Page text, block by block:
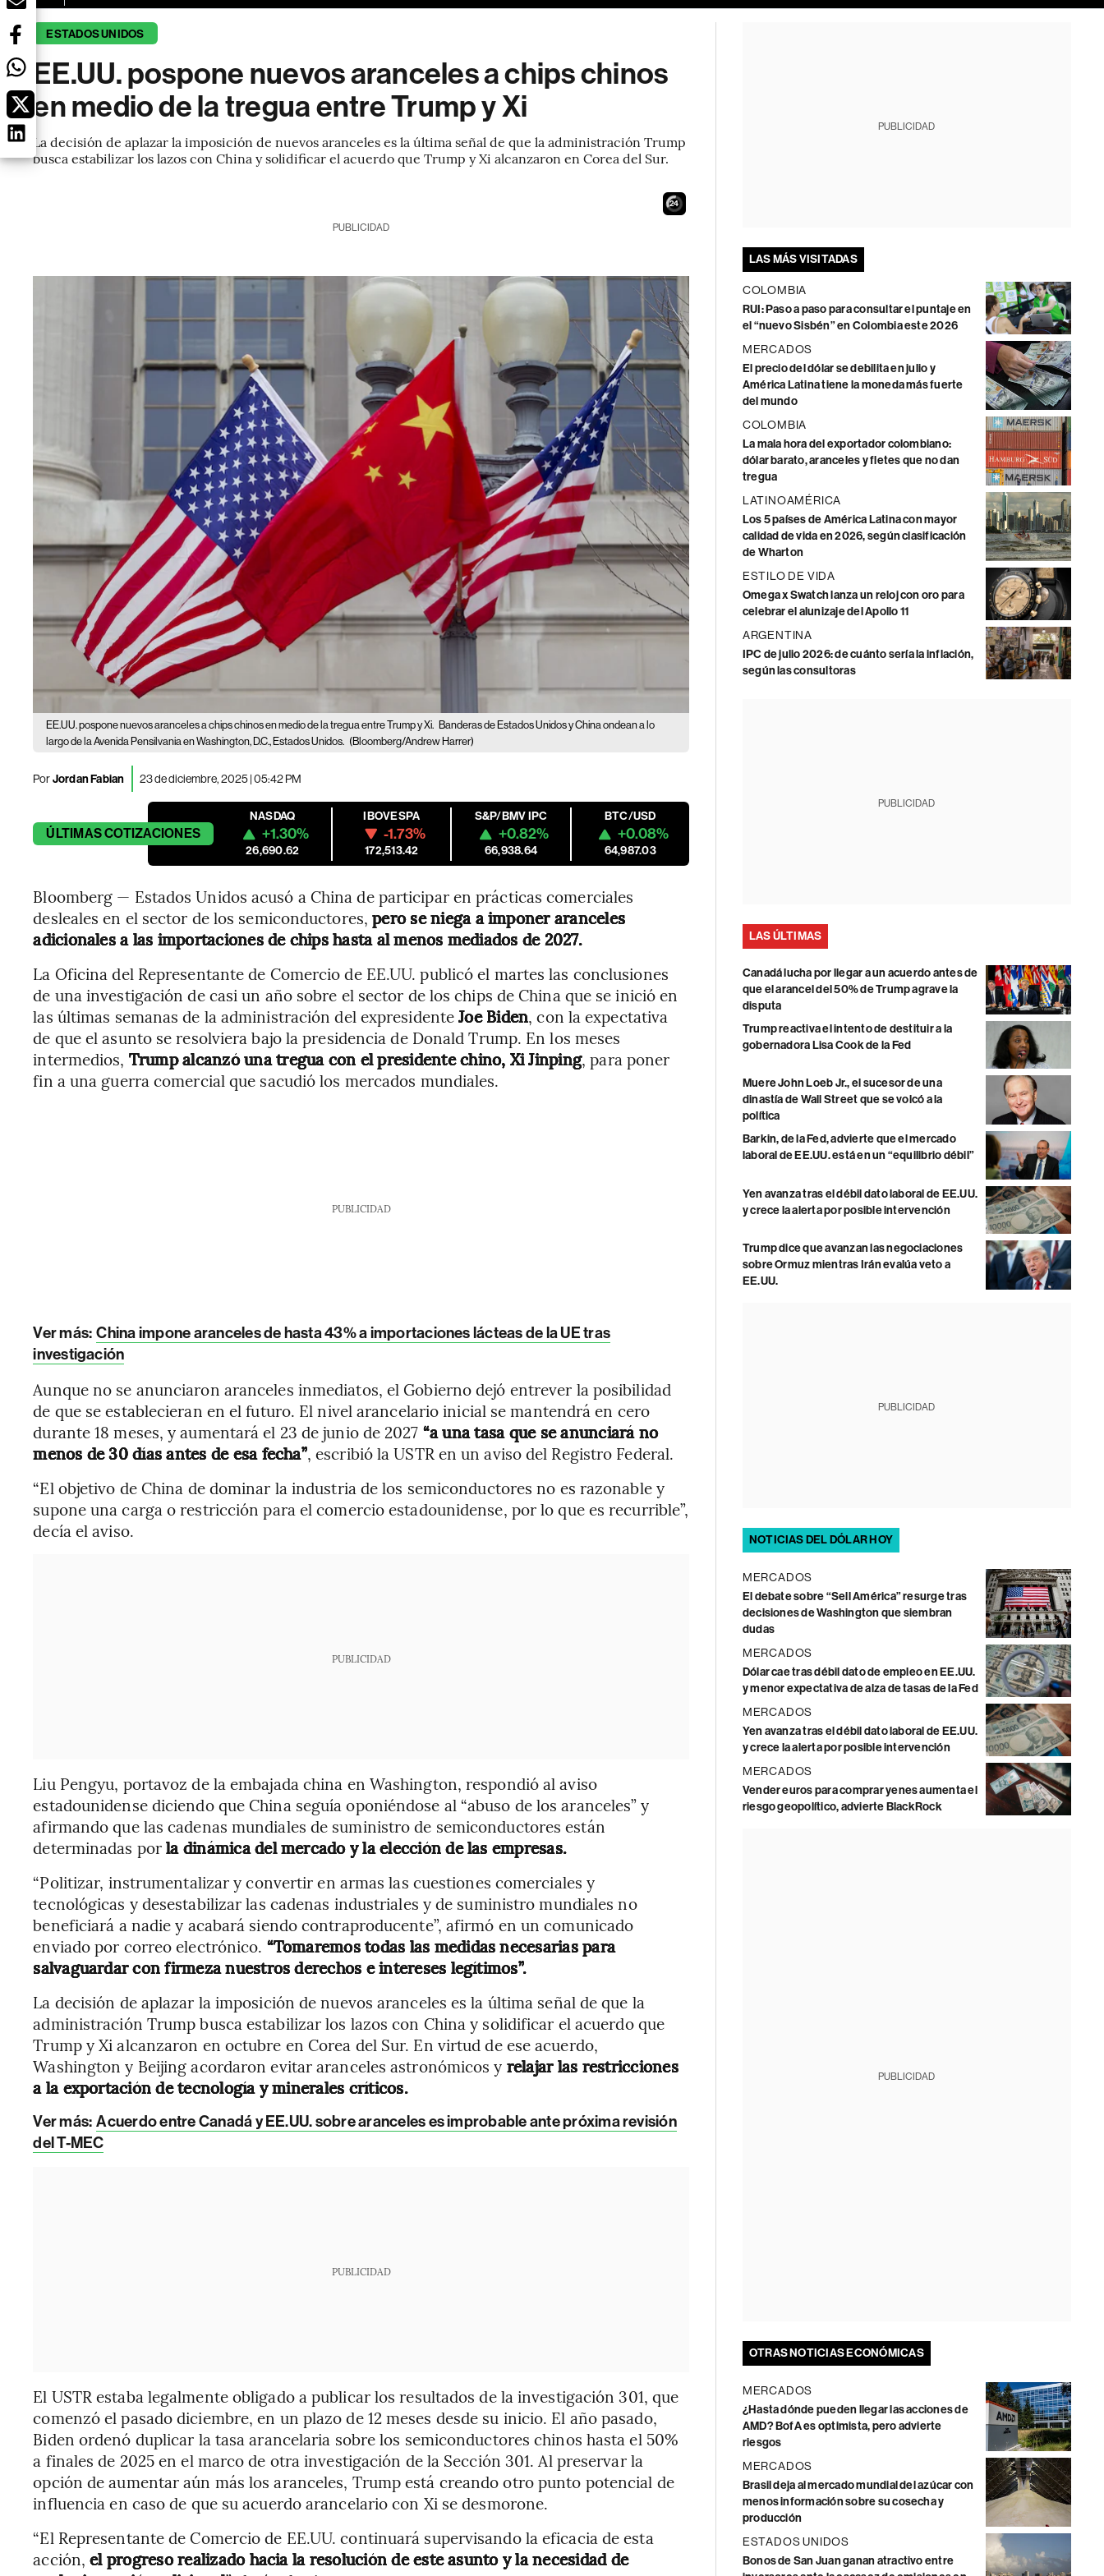
ESTADOS UNIDOS
EE.UU. pospone nuevos aranceles a chips chinos
en medio de la tregua entre Trump y Xi
La decisión de aplazar la imposición de nuevos aranceles es la última señal de que la administración Trump
busca estabilizar los lazos con China y solidificar el acuerdo que Trump y Xi alcanzaron en Corea del Sur.
23
PUBLICIDAD
EE.UU. pospone nuevos aranceles a chips chinos en medio de la tregua entre Trump y Xi. Banderas de Estados Unidos y China ondean a lo
largo de la Avenida Pensilvania en Washington, D.C., Estados Unidos. (Bloomberg/Andrew Harrer)
PorJordan Fabian 23 de diciembre, 2025 | 05:42 PM
ÚLTIMASCOTIZACIONES
NASDAQ
+1.30%
26,690.62
IBOVESPA
-1.73%
172,513.42
S&P/BMV IPC
+0.82%
66,938.64
BTC/USD
+0.08%
64,987.03
Bloomberg — Estados Unidos acusó a China de participar en prácticas comerciales
desleales en el sector de los semiconductores, pero se niega a imponer aranceles
adicionales a las importaciones de chips hasta al menos mediados de 2027.
La Oficina del Representante de Comercio de EE.UU. publicó el martes las conclusiones
de una investigación de casi un año sobre el sector de los chips de China que se inició en
las últimas semanas de la administración del expresidenteJoe Biden, con la expectativa
de que el asunto se resolviera bajo la presidencia de Donald Trump. En los meses
intermedios, Trump alcanzó una tregua con el presidente chino, Xi Jinping, para poner
fin a una guerra comercial que sacudió los mercados mundiales.
PUBLICIDAD
Ver más: China impone aranceles de hasta 43% a importaciones lácteas de la UE tras
investigación
Aunque no se anunciaron aranceles inmediatos, el Gobierno dejó entrever la posibilidad
de que se establecieran en el futuro. El nivel arancelario inicial se mantendrá en cero
durante 18 meses, y aumentará el 23 de junio de 2027 “a una tasa que se anunciará no
menos de 30 días antes de esa fecha”, escribió la USTR en un aviso del Registro Federal.
“El objetivo de China de dominar la industria de los semiconductores no es razonable y
supone una carga o restricción para el comercio estadounidense, por lo que es recurrible”,
decía el aviso.
PUBLICIDAD
Liu Pengyu, portavoz de la embajada china en Washington, respondió al aviso
estadounidense diciendo que China seguía oponiéndose al “abuso de los aranceles” y
afirmando que las cadenas mundiales de suministro de semiconductores están
determinadas porla dinámica del mercado y la elección de las empresas.
“Politizar, instrumentalizar y convertir en armas las cuestiones comerciales y
tecnológicas y desestabilizar las cadenas industriales y de suministro mundiales no
beneficiará a nadie y acabará siendo contraproducente”, afirmó en un comunicado
enviado por correo electrónico. “Tomaremos todas las medidas necesarias para
salvaguardar con firmeza nuestros derechos e intereses legítimos”.
La decisión de aplazar la imposición de nuevos aranceles es la última señal de que la
administración Trump busca estabilizar los lazos con China y solidificar el acuerdo que
Trump y Xi alcanzaron en octubre en Corea del Sur. En virtud de ese acuerdo,
Washington y Beijing acordaron evitar aranceles astronómicos y relajar las restricciones
a la exportación de tecnología y minerales críticos.
Ver más: Acuerdo entre Canadá y EE.UU. sobre aranceles es improbable ante próxima revisión
del T-MEC
PUBLICIDAD
El USTR estaba legalmente obligado a publicar los resultados de la investigación 301, que
comenzó el pasado diciembre, en un plazo de 12 meses desde su inicio. El año pasado,
Biden ordenó duplicar la tasa arancelaria sobre los semiconductores chinos hasta el 50%
a finales de 2025 en el marco de otra investigación de la Sección 301. Al preservar la
opción de aumentar aún más los aranceles, Trump está creando otro punto potencial de
influencia en caso de que su acuerdo arancelario con Xi se desmorone.
“El Representante de Comercio de EE.UU. continuará supervisando la eficacia de esta
acción, el progreso realizado hacia la resolución de este asunto y la necesidad de
PUBLICIDAD
LAS MÁS VISITADAS
COLOMBIA
RUI: Paso a paso para consultar el puntaje en
el “nuevo Sisbén” en Colombia este 2026
MERCADOS
El precio del dólar se debilita en julio y
América Latina tiene la moneda más fuerte
del mundo
COLOMBIA
La mala hora del exportador colombiano:
dólar barato, aranceles y fletes que no dan
tregua
LATINOAMÉRICA
Los 5 países de América Latina con mayor
calidad de vida en 2026, según clasificación
de Wharton
ESTILO DE VIDA
Omega x Swatch lanza un reloj con oro para
celebrar el alunizaje del Apollo 11
ARGENTINA
IPC de julio 2026: de cuánto sería la inflación,
según las consultoras
PUBLICIDAD
LAS ÚLTIMAS
Canadá lucha por llegar a un acuerdo antes de
que el arancel del 50% de Trump agrave la
disputa
Trump reactiva el intento de destituir a la
gobernadora Lisa Cook de la Fed
Muere John Loeb Jr., el sucesor de una
dinastía de Wall Street que se volcó a la
política
Barkin, de la Fed, advierte que el mercado
laboral de EE.UU. está en un “equilibrio débil”
Yen avanza tras el débil dato laboral de EE.UU.
y crece la alerta por posible intervención
Trump dice que avanzan las negociaciones
sobre Ormuz mientras Irán evalúa veto a
EE.UU.
PUBLICIDAD
NOTICIAS DEL DÓLAR HOY
MERCADOS
El debate sobre “Sell América” resurge tras
decisiones de Washington que siembran
dudas
MERCADOS
Dólar cae tras débil dato de empleo en EE.UU.
y menor expectativa de alza de tasas de la Fed
MERCADOS
Yen avanza tras el débil dato laboral de EE.UU.
y crece la alerta por posible intervención
MERCADOS
Vender euros para comprar yenes aumenta el
riesgo geopolítico, advierte BlackRock
PUBLICIDAD
OTRAS NOTICIAS ECONÓMICAS
MERCADOS
¿Hasta dónde pueden llegar las acciones de
AMD? BofA es optimista, pero advierte
riesgos
MERCADOS
Brasil deja al mercado mundial del azúcar con
menos información sobre su cosecha y
producción
ESTADOS UNIDOS
Bonos de San Juan ganan atractivo entre